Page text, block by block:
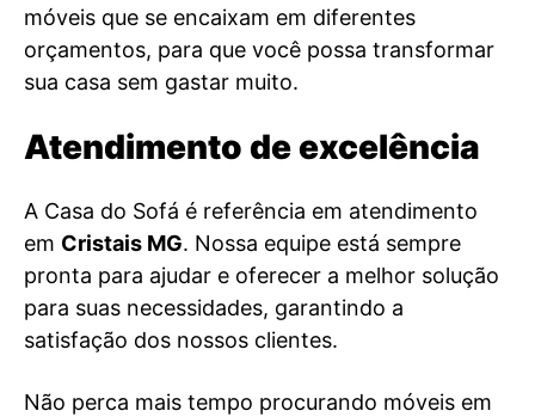
móveis que se encaixam em diferentes
orçamentos, para que você possa transformar
sua casa sem gastar muito.
Atendimento de excelência
A Casa do Sofá é referência em atendimento
em Cristais MG. Nossa equipe está sempre
pronta para ajudar e oferecer a melhor solução
para suas necessidades, garantindo a
satisfação dos nossos clientes.
Não perca mais tempo procurando móveis em